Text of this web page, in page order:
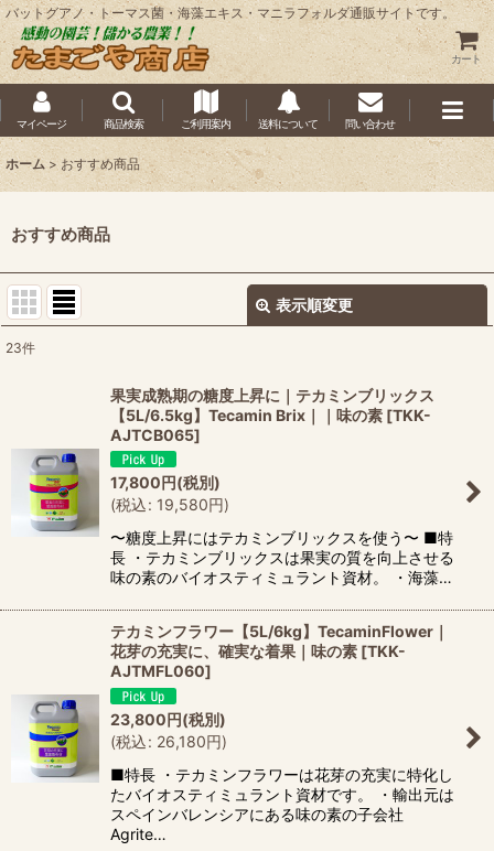
バットグアノ・トーマス菌・海藻エキス・マニラフォルダ通販サイトです。
カート
マイページ 商品検索 ご利用案内 送料について 問い合わせ
ホーム > おすすめ商品
おすすめ商品
表示順変更
絞り込む
23件
果実成熟期の糖度上昇に｜テカミンブリックス
【5L/6.5kg】Tecamin Brix｜｜味の素 [TKK-
AJTCB065]
17,800円(税別)
(税込: 19,580円)
〜糖度上昇にはテカミンブリックスを使う〜 ■特
長 ・テカミンブリックスは果実の質を向上させる
味の素のバイオスティミュラント資材。 ・海藻…
テカミンフラワー【5L/6kg】TecaminFlower｜
花芽の充実に、確実な着果｜味の素 [TKK-
AJTMFL060]
23,800円(税別)
(税込: 26,180円)
■特長 ・テカミンフラワーは花芽の充実に特化し
たバイオスティミュラント資材です。 ・輸出元は
スペインバレンシアにある味の素の子会社
Agrite…